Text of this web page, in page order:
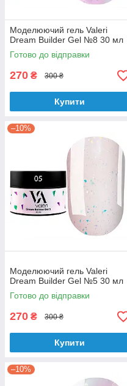
Моделюючий гель Valeri
Dream Builder Gel №8 30 мл
Готово до відправки
270 ₴ 300 ₴
Купити
–10%
Моделюючий гель Valeri
Dream Builder Gel №5 30 мл
Готово до відправки
270 ₴ 300 ₴
Купити
–10%